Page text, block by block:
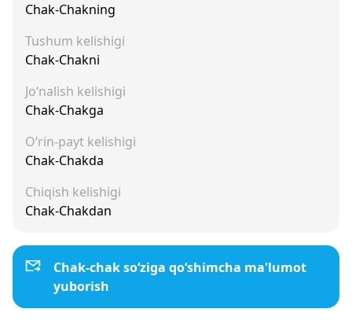
Chak-Chakning
Tushum kelishigi
Chak-Chakni
Jo‘nalish kelishigi
Chak-Chakga
O‘rin-payt kelishigi
Chak-Chakda
Chiqish kelishigi
Chak-Chakdan
Chak-chak so‘ziga qo‘shimcha ma'lumot
yuborish